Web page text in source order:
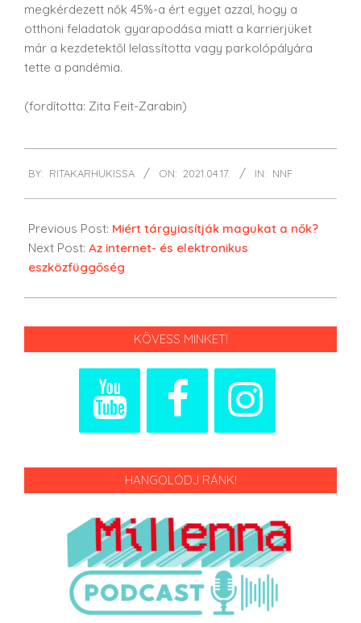
megkérdezett nők 45%-a ért egyet azzal, hogy a
otthoni feladatok gyarapodása miatt a karrierjüket
már a kezdetektől lelassította vagy parkolópályára
tette a pandémia.
(fordította: Zita Feit-Zarabin)
04-
17
BY: RITAKARHUKISSA ON: 2021.04.17. IN: NNF
Previous Post: Miért tárgyiasítják magukat a nők?
Next Post: Az internet- és elektronikus
eszközfüggőség
KÖVESS MINKET!
HANGOLÓDJ RÁNK!